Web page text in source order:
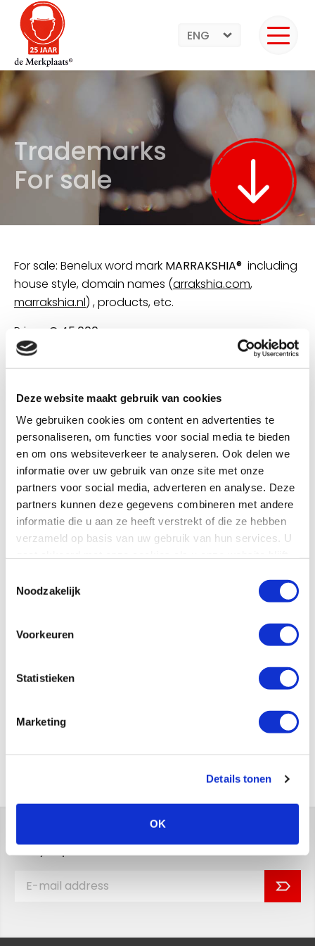
Deze website maakt gebruik van cookies
We gebruiken cookies om content en advertenties te
personaliseren, om functies voor social media te bieden
en om ons websiteverkeer te analyseren. Ook delen we
informatie over uw gebruik van onze site met onze
partners voor social media, adverteren en analyse. Deze
partners kunnen deze gegevens combineren met andere
informatie die u aan ze heeft verstrekt of die ze hebben
verzameld op basis van uw gebruik van hun services. U
Noodzakelijk
Voorkeuren
Statistieken
Marketing
Details tonen
OK
ENG
Trademarks
For sale
For sale: Benelux word mark MARRAKSHIA® including
house style, domain names (arrakshia.com,
marrakshia.nl) , products, etc.
Price:
€ 45.000,-
Are you interested in this brand? Then contact us
Stay up to date with the latest news!